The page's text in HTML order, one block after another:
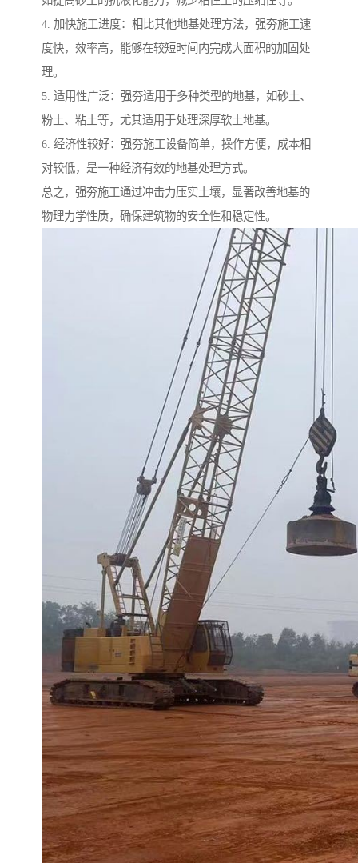
4. 加快施工进度：相比其他地基处理方法，强夯施工速
度快，效率高，能够在较短时间内完成大面积的加固处
理。
5. 适用性广泛：强夯适用于多种类型的地基，如砂土、
粉土、粘土等，尤其适用于处理深厚软土地基。
6. 经济性较好：强夯施工设备简单，操作方便，成本相
对较低，是一种经济有效的地基处理方式。
总之，强夯施工通过冲击力压实土壤，显著改善地基的
物理力学性质，确保建筑物的安全性和稳定性。